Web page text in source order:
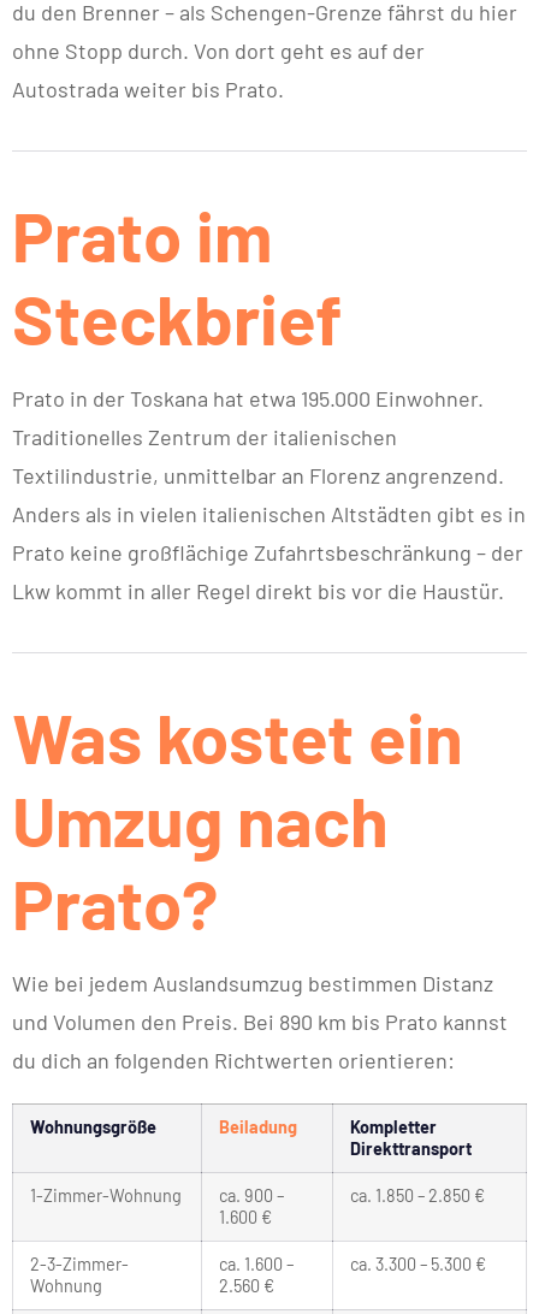
du den Brenner – als Schengen-Grenze fährst du hier
ohne Stopp durch. Von dort geht es auf der
Autostrada weiter bis Prato.
Prato im
Steckbrief
Prato in der Toskana hat etwa 195.000 Einwohner.
Traditionelles Zentrum der italienischen
Textilindustrie, unmittelbar an Florenz angrenzend.
Anders als in vielen italienischen Altstädten gibt es in
Prato keine großflächige Zufahrtsbeschränkung – der
Lkw kommt in aller Regel direkt bis vor die Haustür.
Was kostet ein
Umzug nach
Prato?
Wie bei jedem Auslandsumzug bestimmen Distanz
und Volumen den Preis. Bei 890 km bis Prato kannst
du dich an folgenden Richtwerten orientieren:
Wohnungsgröße Beiladung
Kompletter
Direkttransport
1-Zimmer-Wohnung
ca. 900 –
1.600 €
ca. 1.850 – 2.850 €
2-3-Zimmer-
Wohnung
ca. 1.600 –
2.560 €
ca. 3.300 – 5.300 €